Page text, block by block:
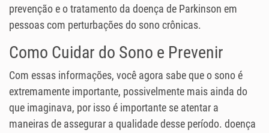
prevenção e o tratamento da doença de Parkinson em
pessoas com perturbações do sono crônicas.
Como Cuidar do Sono e Prevenir
Com essas informações, você agora sabe que o sono é
extremamente importante, possivelmente mais ainda do
que imaginava, por isso é importante se atentar a
maneiras de assegurar a qualidade desse período. doença